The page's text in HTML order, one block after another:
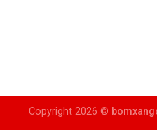
Copyright 2026 ©